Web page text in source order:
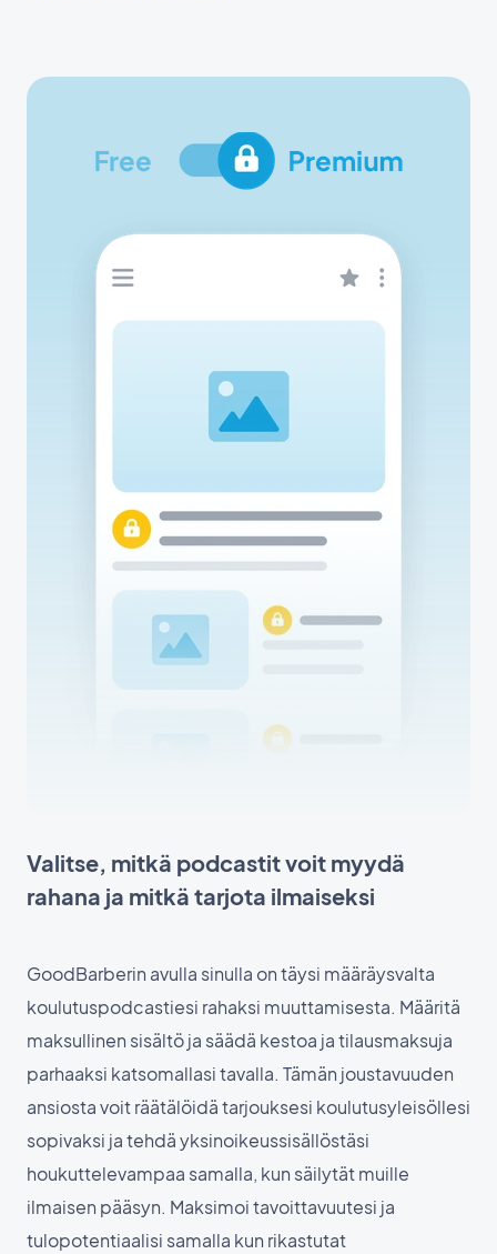
Valitse, mitkä podcastit voit myydä
rahana ja mitkä tarjota ilmaiseksi
GoodBarberin avulla sinulla on täysi määräysvalta
koulutuspodcastiesi rahaksi muuttamisesta. Määritä
maksullinen sisältö ja säädä kestoa ja tilausmaksuja
parhaaksi katsomallasi tavalla. Tämän joustavuuden
ansiosta voit räätälöidä tarjouksesi koulutusyleisöllesi
sopivaksi ja tehdä yksinoikeussisällöstäsi
houkuttelevampaa samalla, kun säilytät muille
ilmaisen pääsyn. Maksimoi tavoittavuutesi ja
tulopotentiaalisi samalla kun rikastutat